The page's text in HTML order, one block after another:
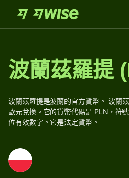
波蘭茲羅提
波蘭茲羅提是波蘭的官方貨幣。 波蘭
歐元兌換。它的貨幣代碼是 PLN，符
位有效數字。它是法定貨幣。